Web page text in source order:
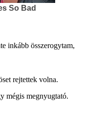
inkább összerogytam,
rejtettek volna.
mégis megnyugtató.